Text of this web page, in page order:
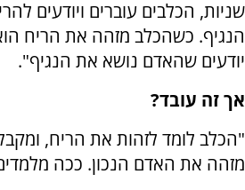
שניות, הכלבים עוברים ויודעים
הנגיף. כשהכלב מזהה את הריח
יודעים שהאדם נושא את הנגיף".
אך זה עובד?
"הכלב לומד לזהות את הריח,
מזהה את האדם הנכון. ככה